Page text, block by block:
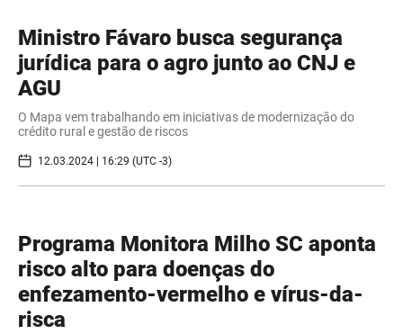
Ministro Fávaro busca segurança
jurídica para o agro junto ao CNJ e
AGU
O Mapa vem trabalhando em iniciativas de modernização do
crédito rural e gestão de riscos
12.03.2024 | 16:29 (UTC -3)
Programa Monitora Milho SC aponta
risco alto para doenças do
enfezamento-vermelho e vírus-da-
risca